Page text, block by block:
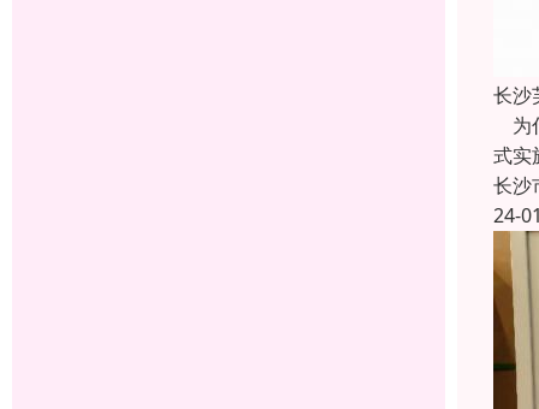
长沙
为
式实
长沙
24-